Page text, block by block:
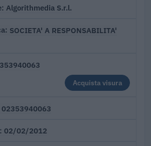
Algorithmedia S.r.l.
SOCIETA' A RESPONSABILITA'
Acquista visura
02353940063
02/02/2012